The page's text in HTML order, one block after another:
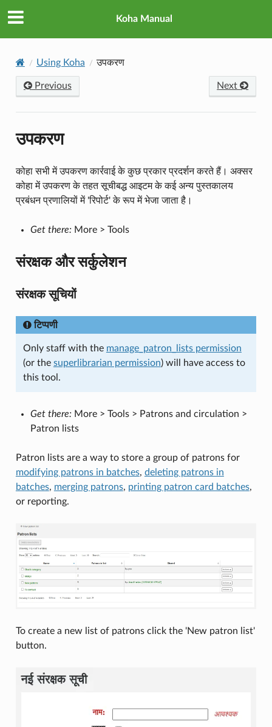
Koha Manual
Using Koha उपकरण
Previous Next
उपकरण
कोहा सभी में उपकरण कार्रवाई के कुछ प्रकार प्रदर्शन करते हैं। अक्सर
कोहा में उपकरण के तहत सूचीबद्ध आइटम के कई अन्य पुस्तकालय
प्रबंधन प्रणालियों में 'रिपोर्ट' के रूप में भेजा जाता है।
Get there:More > Tools
संरक्षक और सर्कुलेशन
संरक्षक सूचियों
टिप्पणी
Only staff with the manage_patron_lists permission
(or the superlibrarian permission) will have access to
this tool.
Get there:More > Tools > Patrons and circulation >
Patron lists
Patron lists are a way to store a group of patrons for
modifying patrons in batches, deleting patrons in
batches, merging patrons, printing patron card batches,
or reporting.
To create a new list of patrons click the 'New patron list'
button.